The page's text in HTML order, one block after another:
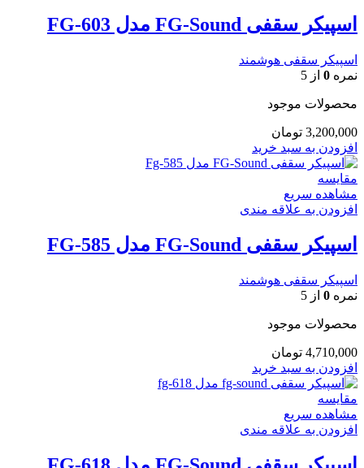
اسپیکر سقفی FG-Sound مدل FG-603
اسپیکر سقفی هوشمند
نمره 0 از 5
محصولات موجود
3,200,000 تومان
افزودن به سبد خرید
مقایسه
مشاهده سریع
افزودن به علاقه مندی
اسپیکر سقفی FG-Sound مدل FG-585
اسپیکر سقفی هوشمند
نمره 0 از 5
محصولات موجود
4,710,000 تومان
افزودن به سبد خرید
مقایسه
مشاهده سریع
افزودن به علاقه مندی